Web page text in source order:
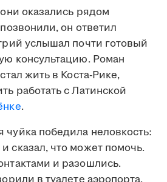
оказались рядом
он ответил
услышал почти готовый
консультацию. Роман
жить в Коста-Рике,
работать с Латинской
.
победила неловкость:
сказал, что может помочь.
и разошлись.